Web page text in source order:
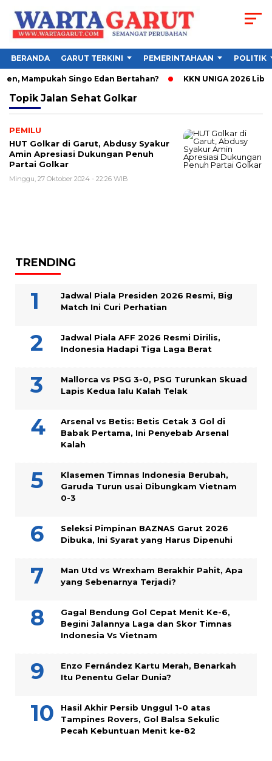
BERANDA GARUT TERKINI PEMERINTAHAAN POLITIK
Mampukah Singo Edan Bertahan? KKN UNIGA 2026
Topik Jalan Sehat Golkar
PEMILU
HUT Golkar di Garut, Abdusy Syakur
Amin Apresiasi Dukungan Penuh
Partai Golkar
Minggu, 27 Oktober 2024 - 22:26 WIB
TRENDING
Jadwal Piala Presiden 2026 Resmi, Big
Match Ini Curi Perhatian
Jadwal Piala AFF 2026 Resmi Dirilis,
Indonesia Hadapi Tiga Laga Berat
Mallorca vs PSG 3-0, PSG Turunkan Skuad
Lapis Kedua lalu Kalah Telak
Arsenal vs Betis: Betis Cetak 3 Gol di
Babak Pertama, Ini Penyebab Arsenal
Kalah
Klasemen Timnas Indonesia Berubah,
Garuda Turun usai Dibungkam Vietnam
0-3
Seleksi Pimpinan BAZNAS Garut 2026
Dibuka, Ini Syarat yang Harus Dipenuhi
Man Utd vs Wrexham Berakhir Pahit, Apa
yang Sebenarnya Terjadi?
Gagal Bendung Gol Cepat Menit Ke-6,
Begini Jalannya Laga dan Skor Timnas
Indonesia Vs Vietnam
Enzo Fernández Kartu Merah, Benarkah
Itu Penentu Gelar Dunia?
Hasil Akhir Persib Unggul 1-0 atas
Tampines Rovers, Gol Balsa Sekulic
Pecah Kebuntuan Menit ke-82